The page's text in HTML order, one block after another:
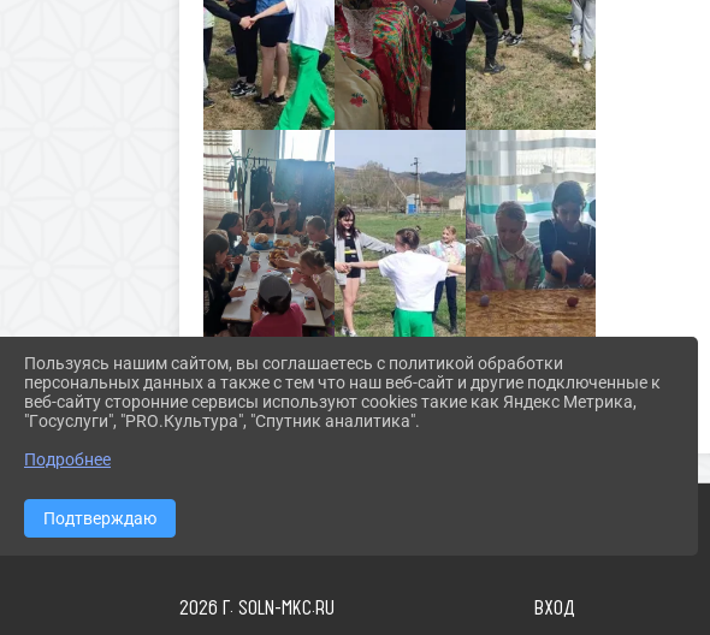
2026 Г. SOLN-MKC.RU ВХОД
Пользуясь нашим сайтом, вы соглашаетесь с политикой обработки
персональных данных а также с тем что наш веб-сайт и другие подключенные к
веб-сайту сторонние сервисы используют cookies такие как Яндекс Метрика,
"Госуслуги", "PRO.Культура", "Спутник аналитика".
Подробнее
Подтверждаю